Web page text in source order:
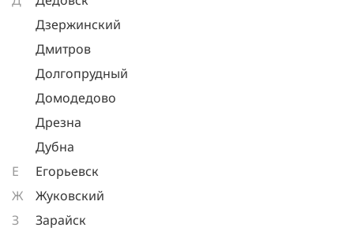
Дзержинский
Дмитров
Долгопрудный
Домодедово
Дрезна
Дубна
Е
Егорьевск
Ж
Жуковский
З
Зарайск